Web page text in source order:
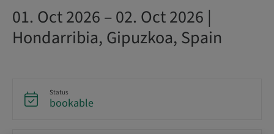
01. Oct 2026 – 02. Oct 2026 |
Hondarribia, Gipuzkoa, Spain
Status
bookable